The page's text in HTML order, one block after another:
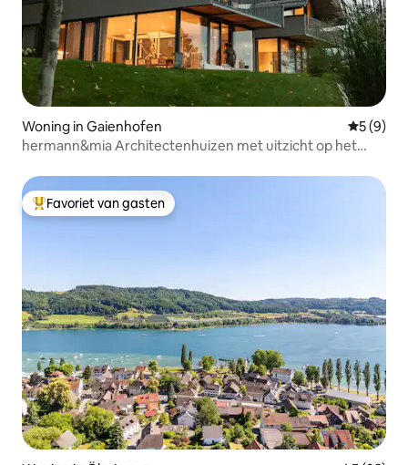
Woning in Gaienhofen
5 (9)
hermann&mia Architectenhuizen met uitzicht op het
Topfavoriet van gasten
Favoriet van gasten